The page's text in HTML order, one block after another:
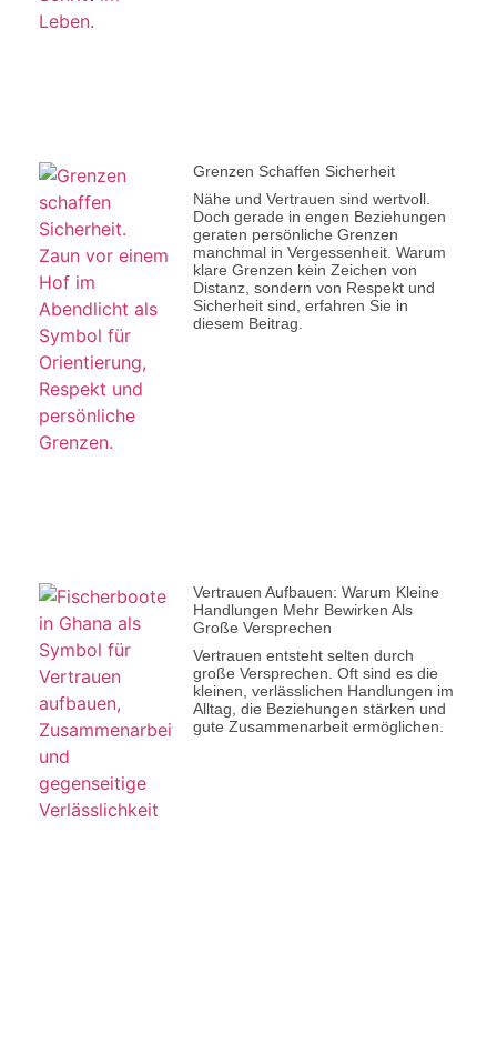
Grenzen Schaffen Sicherheit
Nähe und Vertrauen sind wertvoll.
Doch gerade in engen Beziehungen
geraten persönliche Grenzen
manchmal in Vergessenheit. Warum
klare Grenzen kein Zeichen von
Distanz, sondern von Respekt und
Sicherheit sind, erfahren Sie in
diesem Beitrag.
Vertrauen Aufbauen: Warum Kleine
Handlungen Mehr Bewirken Als
Große Versprechen
Vertrauen entsteht selten durch
große Versprechen. Oft sind es die
kleinen, verlässlichen Handlungen im
Alltag, die Beziehungen stärken und
gute Zusammenarbeit ermöglichen.